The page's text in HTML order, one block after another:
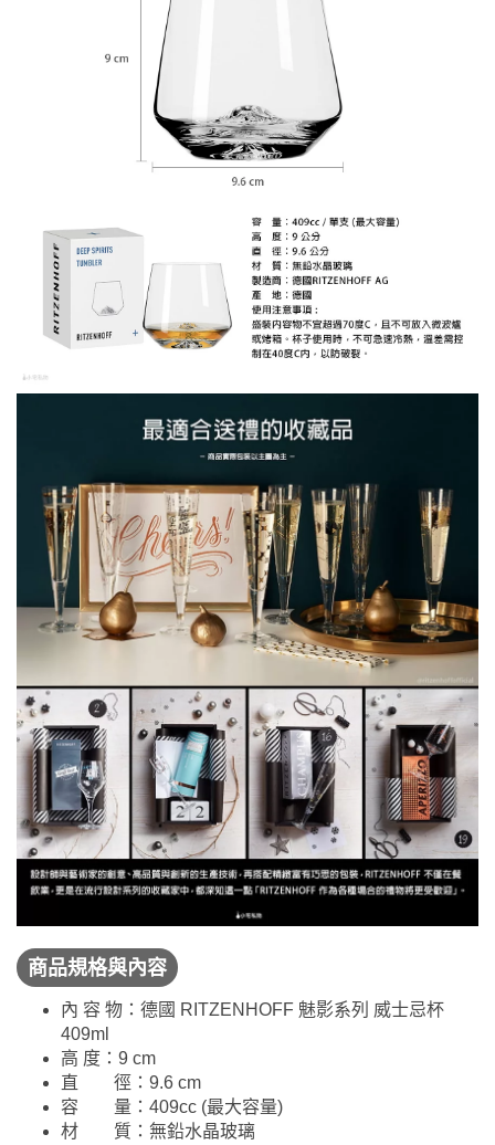
商品規格與內容
內 容 物：德國 RITZENHOFF 魅影系列 威士忌杯
409ml
高 度：9 cm
直 徑：9.6 cm
容 量：409cc (最大容量)
材 質：無鉛水晶玻璃